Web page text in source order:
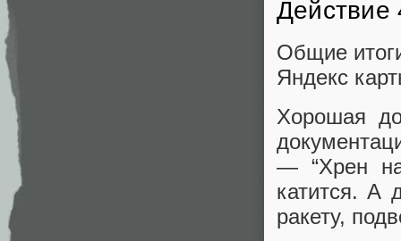
Действие
Общие
Яндекс
Хорошая
— “Хрен
катится. А
ракету,